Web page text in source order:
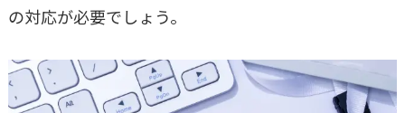
の対応が必要でしょう。